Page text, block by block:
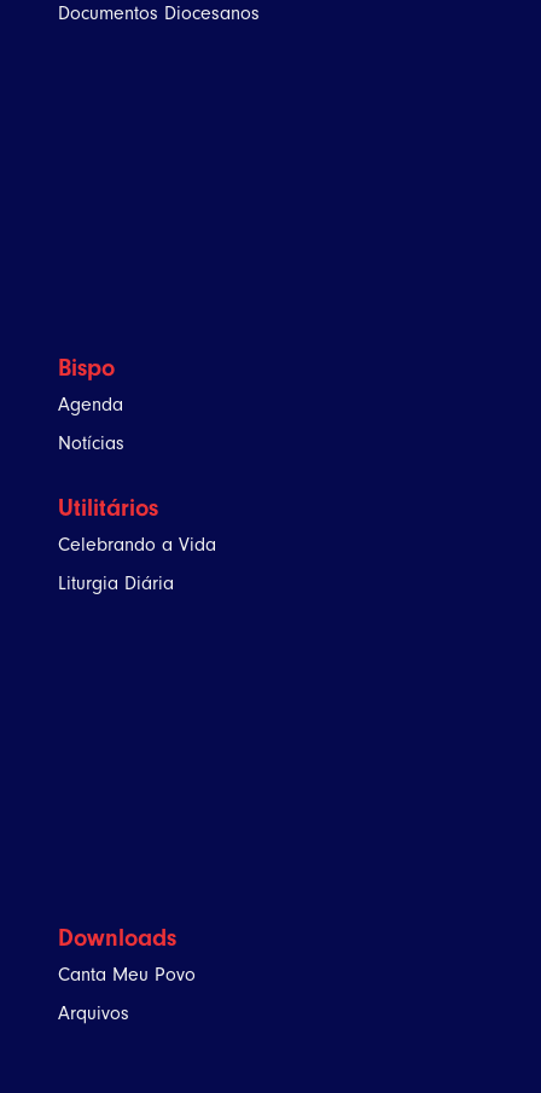
Documentos Diocesanos
Bispo
Agenda
Notícias
Utilitários
Celebrando a Vida
Liturgia Diária
Downloads
Canta Meu Povo
Arquivos